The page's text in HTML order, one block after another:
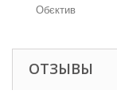
Обєктив
ОТЗЫВЫ